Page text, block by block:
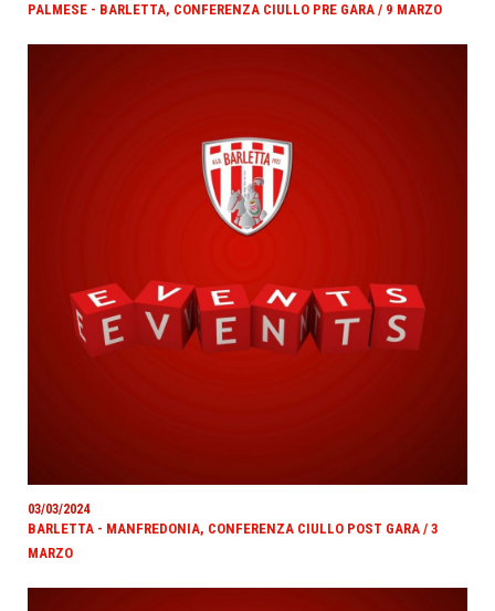
PALMESE - BARLETTA, CONFERENZA CIULLO PRE GARA / 9 MARZO
03/03/2024
BARLETTA - MANFREDONIA, CONFERENZA CIULLO POST GARA / 3
MARZO